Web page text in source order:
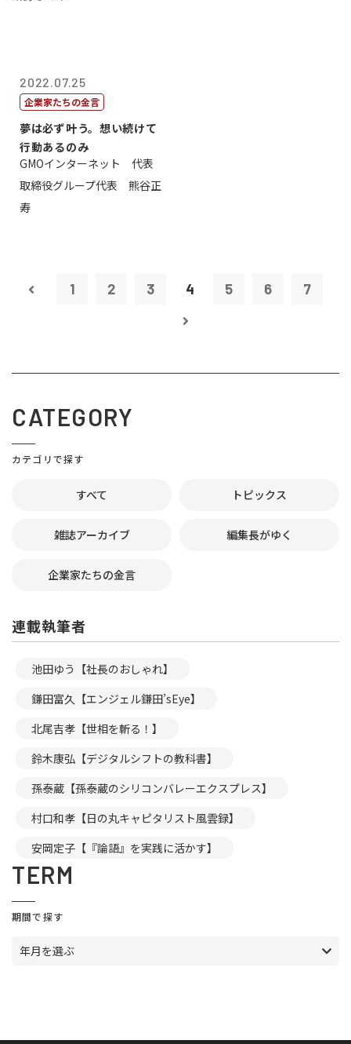
2022.07.25
企業家たちの金言
夢は必ず叶う。想い続けて
行動あるのみ
GMOインターネット 代表
取締役グループ代表 熊谷正
寿
1 2 3 4 5 6 7
CATEGORY
カテゴリで探す
すべて トピックス
雑誌アーカイブ 編集長がゆく
企業家たちの金言
連載執筆者
池田ゆう【社長のおしゃれ】
鎌田富久【エンジェル鎌田’sEye】
北尾吉孝【世相を斬る！】
鈴木康弘【デジタルシフトの教科書】
孫泰蔵【孫泰蔵のシリコンバレーエクスプレス】
村口和孝【日の丸キャピタリスト風雲録】
安岡定子【『論語』を実践に活かす】
TERM
期間で探す
年月を選ぶ